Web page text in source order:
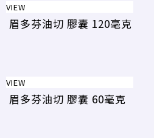
VIEW
眉多芬油切 膠囊 120毫克
VIEW
眉多芬油切 膠囊 60毫克